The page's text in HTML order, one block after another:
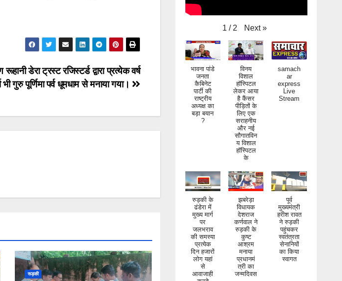
डेरा ट्रस्ट रजिस्टर्ड द्वारा प्रत्येक वर्ष
भी गुरु पूर्णिमा पर्व धूमधाम से मनाया गया।
रूड़की
जनता
कैबिनेट
पार्टी की
राष्ट्रीय
अध्यक्ष का
बड़ा बयान
?
विशाल
हॉस्पिटल
लेकर आया
है कैंसर
पीड़ितों के
लिए एक
सराहनीय
और नई
सौगातविन
य विशाल
हॉस्पिटल
के
ar
express
Live
Stream
ढंडेरा में
मुख्य मार्ग
पर
जलभराव
की समस्या
प्रत्येक
दिन हजारों
लोग यहां
से
आवाजाही
करते
विधायक
देशराज
कर्णवाल ने
रुड़की के
कुष्ट
आश्रम
मनाया
प्रधानमं
त्री का
जन्मदिवस
मुख्यमंत्री
हरीश रावत
ने रुड़की
पहुंचकर
स्वतंत्रता
सेनानियों
का किया
स्वागत